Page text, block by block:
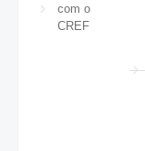
com o
CREF